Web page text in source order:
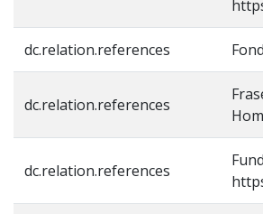
dc.relation.references
dc.relation.references
dc.relation.references